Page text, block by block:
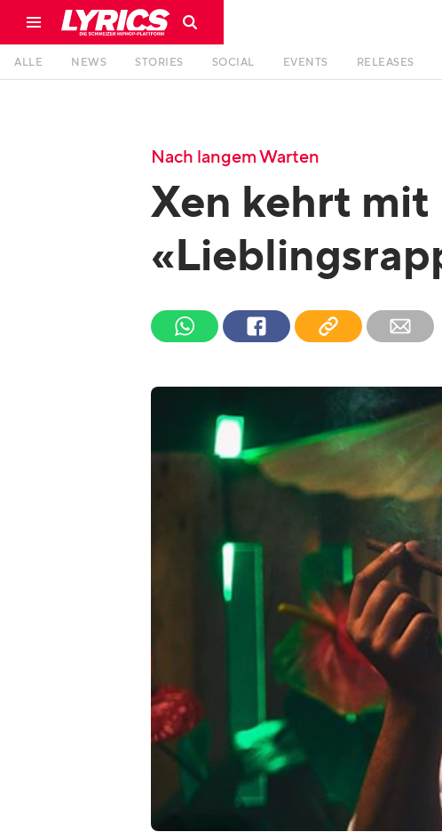
ALLE NEWS STORIES SOCIAL EVENTS RELEASES
Nach langem Warten
Xen kehrt mit